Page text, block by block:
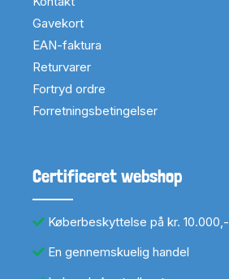
Gavekort
EAN-faktura
Returvarer
Fortryd ordre
Forretningsbetingelser
Certificeret webshop
Køberbeskyttelse på kr. 10.000,-
En gennemskuelig handel